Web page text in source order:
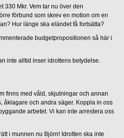
330 Mkr. Vem tar nu över den
förbund som skrev en motion om en
Hur länge ska eländet få fortsätta?
budgetpropositionen så här i
inte alltid inser idrottens betydelse.
finns med våld, skjutningar och annan
åklagare och andra säger. Koppla in oss
arbetet. Vi kan inte arrestera oss
i munnen nu Björn! Idrotten ska inte